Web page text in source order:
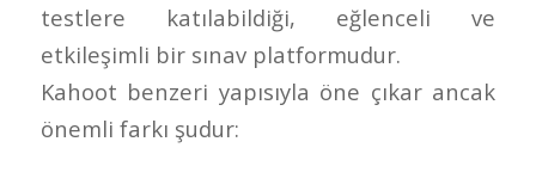
testlere katılabildiği, eğlenceli ve
etkileşimli bir sınav platformudur.
Kahoot benzeri yapısıyla öne çıkar ancak
önemli farkı şudur: